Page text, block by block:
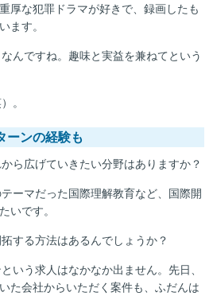
厚な犯罪ドラマが好きで、録画したも
ます。
んですね。趣味と実益を兼ねてという
。
ーンの経験も
ら広げていきたい分野はありますか？
ーマだった国際理解教育など、国際開
いです。
する方法はあるんでしょうか？
いう求人はなかなか出ません。先日、
た会社からいただく案件も、ふだんは